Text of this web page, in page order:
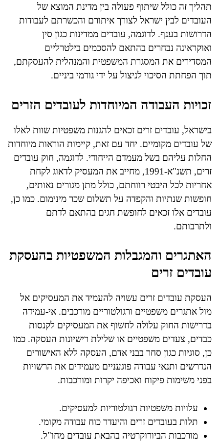
תהליך זה כולל שיתוף פעולה בין מדינת המוצא של
העובדים לבין ישראל לצורך איתורם והכשרתם לעבודות
הדרושות בענף. לדוגמה, עובדים ממדינות כגון סין
ואוקראינה נבחרים בהתאם להסכמים בילטרליים
המסדירים את המסגרת המשפטית והמנהלית להעסקתם,
תוך הפחתת הסיכוי לניצול על ידי גורמי ביניים.
זכויות העבודה המיוחדות לעובדים הזרים
בישראל, עובדים זרים זכאים להגנות משפטיות שוות לאלו
של עובדים מקומיים. יחד עם זאת, קיימות הוראות מיוחדות
החלות עליהם בשל מעמדם הייחודי. לדוגמה, חוק עובדים
זרים, תשנ"א-1991, מחייב את המעסיק לדאוג לקחת
אחריות לכל היבטי רווחתם, כולל מתן מגורים נאותים,
חופשות שנתיות והקפדה על תשלום שכר מינימום. כמו כן,
עובדים אלו זכאים לחופשת חגים בהתאם לדתם
ולתרבותם.
האתגרים והמגבלות המשפטיות בהעסקת
עובדים זרים
העסקת עובדים זרים עשויה להעמיד את המעסיקים אל
מול אתגרים משפטיים ורגולטוריים מורכבים. אי-עמידה
בדרישות החוק עלולה לחשוף את המעסיקים לקנסות
כבדים, צעדים משפטיים או שלילת רישיונות העסקה. כמו
כן, סוגיות כגון סחר בבני אדם, העסקה ללא האישורים
הנדרשים ותנאי עבודה פוגעניים מעמידים את הרשויות
בפני משימות פיקוח ואכיפה יקרות ומורכבות.
עלויות משפטיות רגולטוריות למעסיקים.
תלות בעובדים זרים והיעדר כוח עבודה מקומי.
מורכבות הביורוקרטיה בהבאת עובדים מחו"ל.